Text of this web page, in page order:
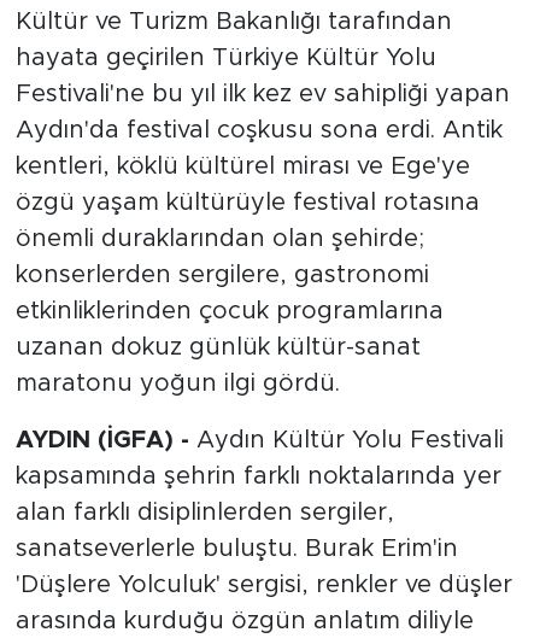
Kültür ve Turizm Bakanlığı tarafından
hayata geçirilen Türkiye Kültür Yolu
Festivali'ne bu yıl ilk kez ev sahipliği yapan
Aydın'da festival coşkusu sona erdi. Antik
kentleri, köklü kültürel mirası ve Ege'ye
özgü yaşam kültürüyle festival rotasına
önemli duraklarından olan şehirde;
konserlerden sergilere, gastronomi
etkinliklerinden çocuk programlarına
uzanan dokuz günlük kültür-sanat
maratonu yoğun ilgi gördü.
AYDIN (İGFA) - Aydın Kültür Yolu Festivali
kapsamında şehrin farklı noktalarında yer
alan farklı disiplinlerden sergiler,
sanatseverlerle buluştu. Burak Erim'in
'Düşlere Yolculuk' sergisi, renkler ve düşler
arasında kurduğu özgün anlatım diliyle